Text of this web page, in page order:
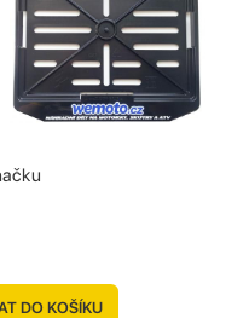
DO KOŠÍKU